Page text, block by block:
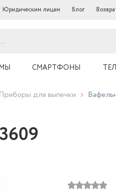
Юридическим лицам Блог
СМАРТФОНЫ
Приборы для выпечки